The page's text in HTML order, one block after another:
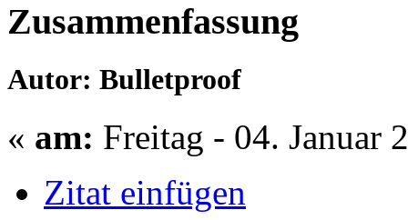
Zusammenfassung
Autor: Bulletproof
« am: Freitag - 04. Januar
Zitat einfügen